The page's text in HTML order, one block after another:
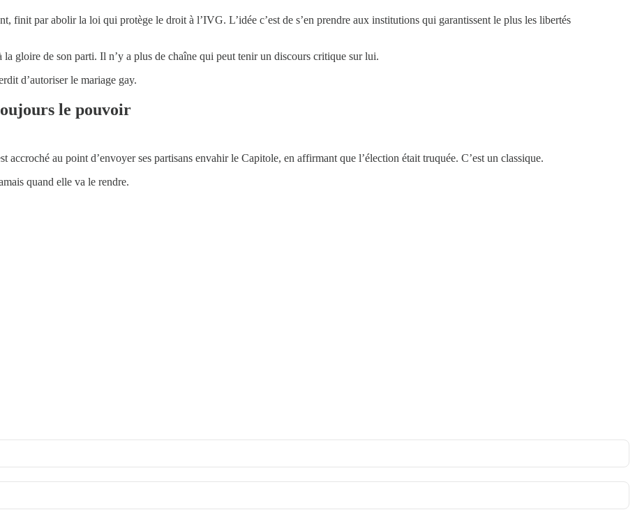
finit par abolir la loi qui protège le droit à l’IVG. L’idée c’est de s’en prendre aux institutions qui garantissent le plus les libertés
gloire de son parti. Il n’y a plus de chaîne qui peut tenir un discours critique sur lui.
d’autoriser le mariage gay.
le pouvoir
accroché au point d’envoyer ses partisans envahir le Capitole, en affirmant que l’élection était truquée. C’est un classique.
quand elle va le rendre.